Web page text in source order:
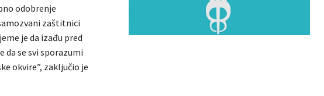
odobrenje
zaštitnici
je da izađu pred
da se svi sporazumi
okvire”, zaključio je